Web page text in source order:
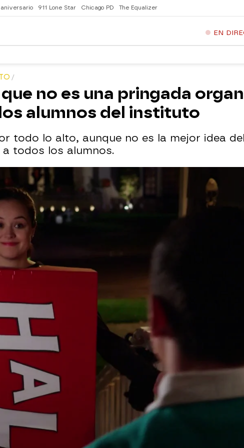
911 Lone Star Chicago PD The Equalizer
EN
no es una pringada
alumnos del instituto
todo lo alto, aunque no es la mejor idea
todos los alumnos.
WhatsappFacebook
Whatsapp
Facebook
X
común realizar fiestas en el instituto